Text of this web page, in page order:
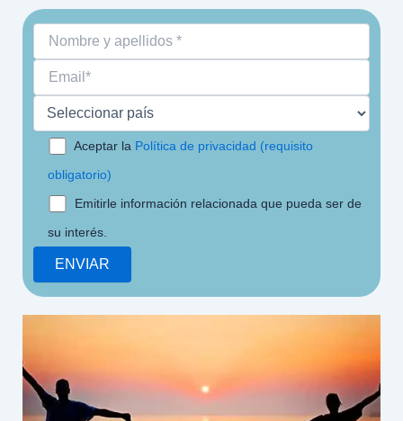
Aceptar la Política de privacidad (requisito
obligatorio)
Emitirle información relacionada que pueda ser de
su interés.